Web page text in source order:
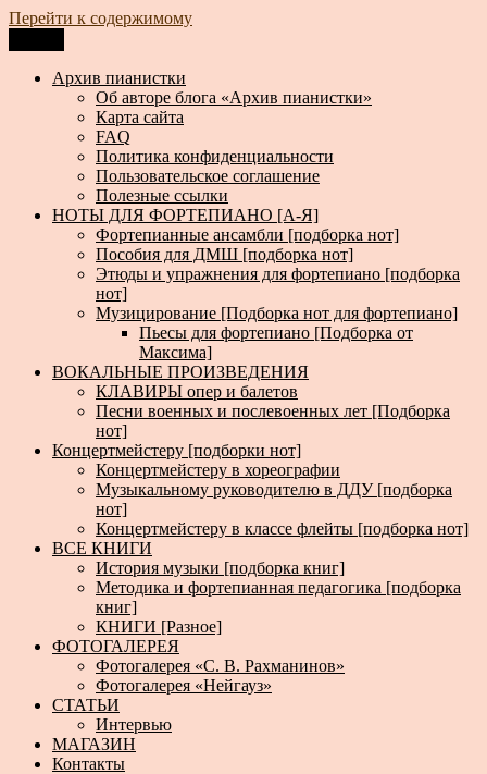
Перейти к содержимому
Архив пианистки
Всё для пианистов: ноты, книги, музыка, статьи…
Архив пианистки
Об авторе блога «Архив пианистки»
Карта сайта
FAQ
Политика конфиденциальности
Пользовательское соглашение
Полезные ссылки
НОТЫ ДЛЯ ФОРТЕПИАНО [А-Я]
Фортепианные ансамбли [подборка нот]
Пособия для ДМШ [подборка нот]
Этюды и упражнения для фортепиано [подборка
нот]
Музицирование [Подборка нот для фортепиано]
Пьесы для фортепиано [Подборка от
Максима]
ВОКАЛЬНЫЕ ПРОИЗВЕДЕНИЯ
КЛАВИРЫ опер и балетов
Песни военных и послевоенных лет [Подборка
нот]
Концертмейстеру [подборки нот]
Концертмейстеру в хореографии
Музыкальному руководителю в ДДУ [подборка
нот]
Концертмейстеру в классе флейты [подборка нот]
ВСЕ КНИГИ
История музыки [подборка книг]
Методика и фортепианная педагогика [подборка
книг]
КНИГИ [Разное]
ФОТОГАЛЕРЕЯ
Фотогалерея «С. В. Рахманинов»
Фотогалерея «Нейгауз»
СТАТЬИ
Интервью
МАГАЗИН
Контакты